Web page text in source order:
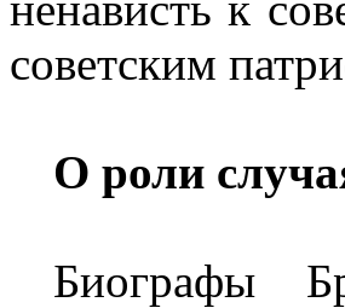
советским
О роли
Биографы